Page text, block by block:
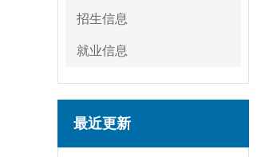
招生信息
就业信息
最近更新